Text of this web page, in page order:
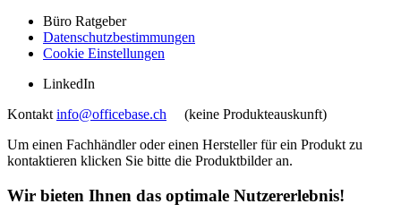
Büro Ratgeber
Datenschutzbestimmungen
Cookie Einstellungen
LinkedIn
Kontakt info@officebase.ch
(keine Produkteauskunft)
Um einen Fachhändler oder einen Hersteller für ein Produkt zu
kontaktieren klicken Sie bitte die Produktbilder an.
Wir bieten Ihnen das optimale Nutzererlebnis!